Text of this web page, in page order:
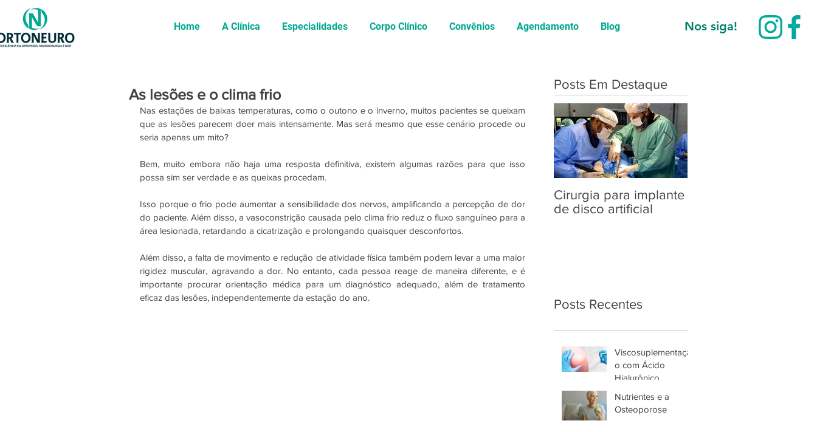
Home A Clínica Especialidades Corpo Clínico Convênios Agendamento Blog Nos siga!
As lesões e o clima frio
Nas estações de baixas temperaturas, como o outono e o inverno, muitos pacientes se queixam
que as lesões parecem doer mais intensamente. Mas será mesmo que esse cenário procede ou
seria apenas um mito?
Bem, muito embora não haja uma resposta definitiva, existem algumas razões para que isso
possa sim ser verdade e as queixas procedam.
Isso porque o frio pode aumentar a sensibilidade dos nervos, amplificando a percepção de dor
do paciente. Além disso, a vasoconstrição causada pelo clima frio reduz o fluxo sanguíneo para a
área lesionada, retardando a cicatrização e prolongando quaisquer desconfortos.
Além disso, a falta de movimento e redução de atividade física também podem levar a uma maior
rigidez muscular, agravando a dor. No entanto, cada pessoa reage de maneira diferente, e é
importante procurar orientação médica para um diagnóstico adequado, além de tratamento
eficaz das lesões, independentemente da estação do ano.
Posts Em Destaque
Cirurgia para implante
de disco artificial
Posts Recentes
Viscosuplementaçã
o com Ácido
Hialurônico
Nutrientes e a
Osteoporose